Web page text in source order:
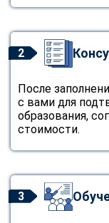
2
После
с вами для
образования,
стоимости.
3